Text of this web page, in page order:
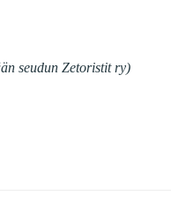
seudun Zetoristit ry)